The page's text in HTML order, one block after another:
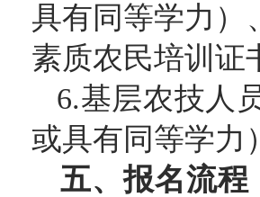
具有同等学力）
素质农民培训证
6.基层农技人
或具有同等学力
五、报名流程